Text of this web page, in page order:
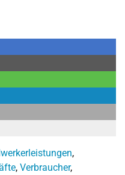
,
, Verbraucher,